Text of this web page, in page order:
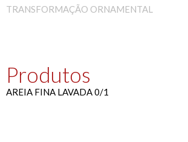
TRANSFORMAÇÃO ORNAMENTAL
Produtos
AREIA FINA LAVADA 0/1